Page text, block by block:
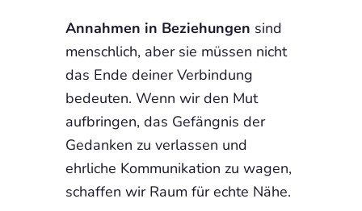
Annahmen in Beziehungen sind
menschlich, aber sie müssen nicht
das Ende deiner Verbindung
bedeuten. Wenn wir den Mut
aufbringen, das Gefängnis der
Gedanken zu verlassen und
ehrliche Kommunikation zu wagen,
schaffen wir Raum für echte Nähe.